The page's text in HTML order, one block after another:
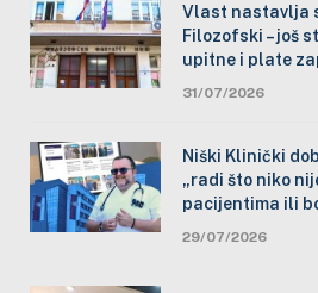
Vlast nastavlja
Filozofski – još
upitne i plate
31/07/2026
Niški Klinički
„radi što niko
pacijentima ili
29/07/2026